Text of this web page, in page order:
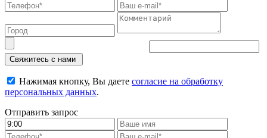
Свяжитесь с нами
Нажимая кнопку, Вы даете согласие на обработку
персональных данных.
Отправить запрос